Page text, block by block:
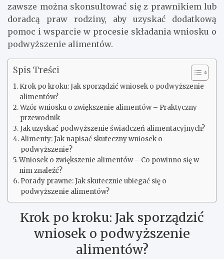
zawsze można skonsultować się z prawnikiem lub
doradcą praw rodziny, aby uzyskać dodatkową
pomoc i wsparcie w procesie składania wniosku o
podwyższenie alimentów.
Spis Treści
Krok po kroku: Jak sporządzić wniosek o podwyższenie
alimentów?
Wzór wniosku o zwiększenie alimentów – Praktyczny
przewodnik
Jak uzyskać podwyższenie świadczeń alimentacyjnych?
Alimenty: Jak napisać skuteczny wniosek o
podwyższenie?
Wniosek o zwiększenie alimentów – Co powinno się w
nim znaleźć?
Porady prawne: Jak skutecznie ubiegać się o
podwyższenie alimentów?
Krok po kroku: Jak sporządzić
wniosek o podwyższenie
alimentów?